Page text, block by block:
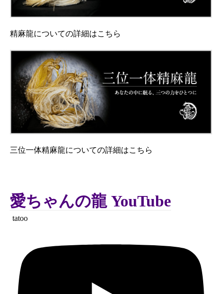
精麻龍についての詳細はこちら
三位一体精麻龍についての詳細はこちら
愛ちゃんの龍 YouTube
tatoo